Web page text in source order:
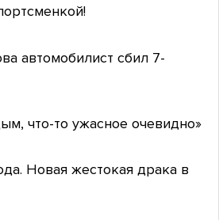
автомобилист сбил 7-
что-то ужасное очевидно»
Новая жестокая драка в